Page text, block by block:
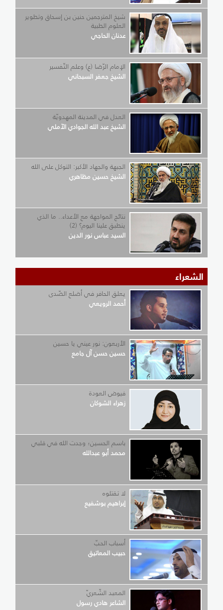
شيخ المترجمين حنين بن إسحاق وتطوير
العلوم الطبية
عدنان الحاجي
الإمام الرّضا (ع) وعلم التّفسير
الشيخ جعفر السبحاني
العدل في المدينة المهدويّة
الشيخ عبد الله الجوادي الآملي
الجبهة والجهاد الأكبر: التوكل على الله
الشيخ حسين مظاهري
نتائج المواجهة مع الأعداء.. ما الذي
ينطبق علينا اليوم؟ (2)
السيد عباس نور الدين
الشعراء
يعلق الحافر في أضلع الصّدى
أحمد الرويعي
الأربعون: نور عيني يا حسين
حسين حسن آل جامع
فيوض العودة
زهراء الشوكان
باسم الحسين؛ وجدت الله في قلبي
محمد أبو عبدالله
لا تقتلوه
إبراهيم بوشفيع
أسباب الحبّ
حبيب المعاتيق
المعبد الشّعريّ
الشاعر هادي رسول